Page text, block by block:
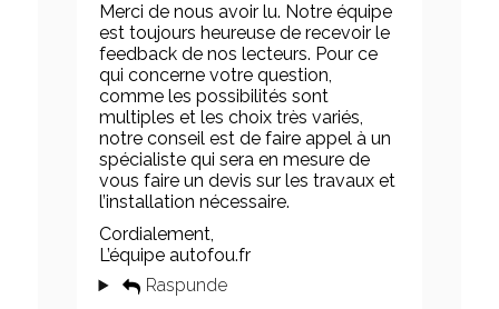
Merci de nous avoir lu. Notre équipe
est toujours heureuse de recevoir le
feedback de nos lecteurs. Pour ce
qui concerne votre question,
comme les possibilités sont
multiples et les choix très variés,
notre conseil est de faire appel à un
spécialiste qui sera en mesure de
vous faire un devis sur les travaux et
l’installation nécessaire.
Cordialement,
L’équipe autofou.fr
Raspunde